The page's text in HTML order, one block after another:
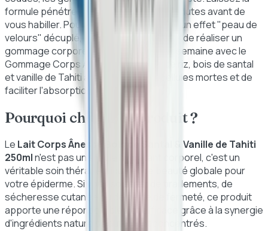
formule pénétrer pendant une à deux minutes avant de
vous habiller. Pour un résultat optimal et un effet "peau de
velours" décuplé, nous vous conseillons de réaliser un
gommage corporel une à deux fois par semaine avec le
Gommage Corps Alma Secret au lait de riz, bois de santal
et vanille de Tahiti afin d'éliminer les cellules mortes et de
faciliter l'absorption du lait.
Pourquoi choisir ce produit ?
Le Lait Corps Ânesse Bois de Santal & Vanille de Tahiti
250mln'est pas un simple hydratant corporel, c'est un
véritable soin thérapeutique et de beauté globale pour
votre épiderme. Si vous souffrez de tiraillements, de
sécheresse cutanée ou de perte de fermeté, ce produit
apporte une réponse ciblée et efficace grâce à la synergie
d'ingrédients naturels hautement concentrés.